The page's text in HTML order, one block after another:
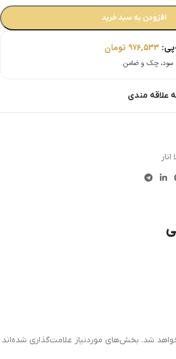
افزودن به سبد خرید
۹۷۶,۵۳۳ تومان
علاقه مندی
شد. بخش‌های موردنیاز علامت‌گذاری شده‌اند